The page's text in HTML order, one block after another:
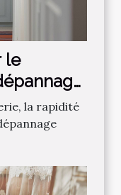
le
la rapidité